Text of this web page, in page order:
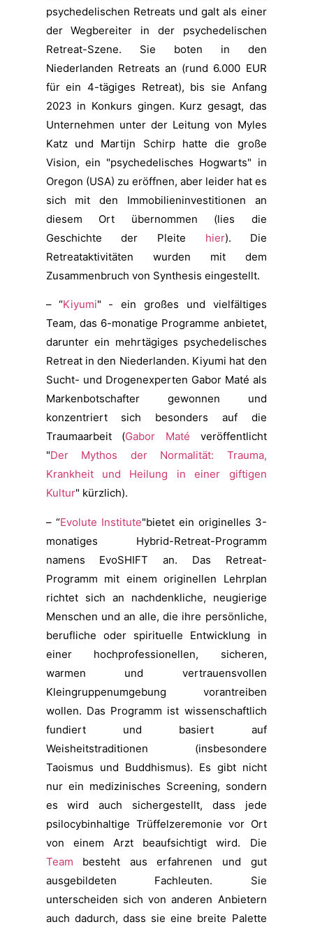
psychedelischen Retreats und galt als einer
der Wegbereiter in der psychedelischen
Retreat-Szene. Sie boten in den
Niederlanden Retreats an (rund 6.000 EUR
für ein 4-tägiges Retreat), bis sie Anfang
2023 in Konkurs gingen. Kurz gesagt, das
Unternehmen unter der Leitung von Myles
Katz und Martijn Schirp hatte die große
Vision, ein "psychedelisches Hogwarts" in
Oregon (USA) zu eröffnen, aber leider hat es
sich mit den Immobilieninvestitionen an
diesem Ort übernommen (lies die
Geschichte der Pleite hier). Die
Retreataktivitäten wurden mit dem
Zusammenbruch von Synthesis eingestellt.
– “Kiyumi" - ein großes und vielfältiges
Team, das 6-monatige Programme anbietet,
darunter ein mehrtägiges psychedelisches
Retreat in den Niederlanden. Kiyumi hat den
Sucht- und Drogenexperten Gabor Maté als
Markenbotschafter gewonnen und
konzentriert sich besonders auf die
Traumaarbeit (Gabor Maté veröffentlicht
"Der Mythos der Normalität: Trauma,
Krankheit und Heilung in einer giftigen
Kultur" kürzlich).
– “Evolute Institute"bietet ein originelles 3-
monatiges Hybrid-Retreat-Programm
namens EvoSHIFT an. Das Retreat-
Programm mit einem originellen Lehrplan
richtet sich an nachdenkliche, neugierige
Menschen und an alle, die ihre persönliche,
berufliche oder spirituelle Entwicklung in
einer hochprofessionellen, sicheren,
warmen und vertrauensvollen
Kleingruppenumgebung vorantreiben
wollen. Das Programm ist wissenschaftlich
fundiert und basiert auf
Weisheitstraditionen (insbesondere
Taoismus und Buddhismus). Es gibt nicht
nur ein medizinisches Screening, sondern
es wird auch sichergestellt, dass jede
psilocybinhaltige Trüffelzeremonie vor Ort
von einem Arzt beaufsichtigt wird. Die
Team besteht aus erfahrenen und gut
ausgebildeten Fachleuten. Sie
unterscheiden sich von anderen Anbietern
auch dadurch, dass sie eine breite Palette